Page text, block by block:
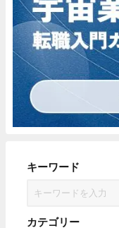
キーワード
カテゴリー